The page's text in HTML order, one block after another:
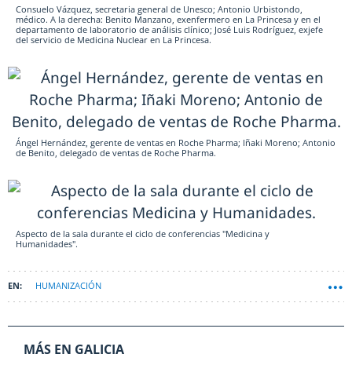
Consuelo Vázquez, secretaria general de Unesco; Antonio Urbistondo,
médico. A la derecha: Benito Manzano, exenfermero en La Princesa y en el
departamento de laboratorio de análisis clínico; José Luis Rodríguez, exjefe
del servicio de Medicina Nuclear en La Princesa.
Ángel Hernández, gerente de ventas en Roche Pharma; Iñaki Moreno; Antonio
de Benito, delegado de ventas de Roche Pharma.
Aspecto de la sala durante el ciclo de conferencias "Medicina y
Humanidades".
HUMANIZACIÓN
MÁS EN GALICIA